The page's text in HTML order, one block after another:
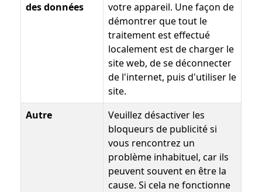
des données
votre appareil. Une façon de
démontrer que tout le
traitement est effectué
localement est de charger le
site web, de se déconnecter
de l'internet, puis d'utiliser le
site.
Autre
Veuillez désactiver les
bloqueurs de publicité si
vous rencontrez un
problème inhabituel, car ils
peuvent souvent en être la
cause. Si cela ne fonctionne